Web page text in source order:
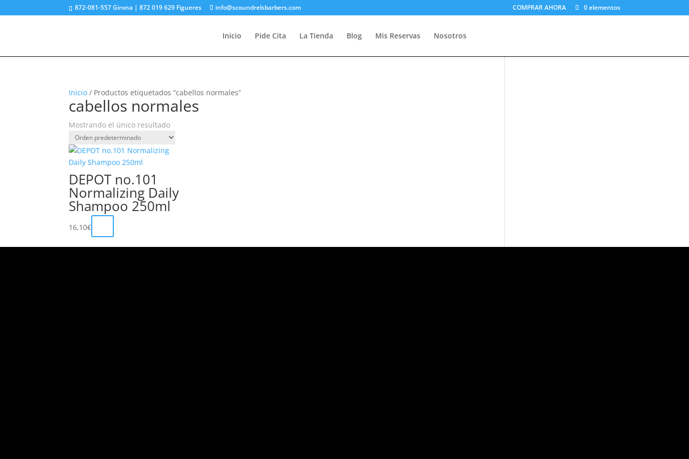
872-081-557 Girona | 872 019 629 Figueres info@scoundrelsbarbers.com COMPRAR AHORA 0 elementos
Inicio Pide Cita La Tienda Blog Mis Reservas Nosotros
Inicio / Productos etiquetados “cabellos normales”
cabellos normales
Mostrando el único resultado
DEPOT no.101
Normalizing Daily
Shampoo 250ml
16,10€